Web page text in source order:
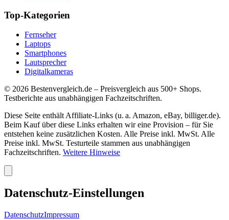
Top-Kategorien
Fernseher
Laptops
Smartphones
Lautsprecher
Digitalkameras
© 2026 Bestenvergleich.de – Preisvergleich aus 500+ Shops.
Testberichte aus unabhängigen Fachzeitschriften.
Diese Seite enthält Affiliate-Links (u. a. Amazon, eBay, billiger.de).
Beim Kauf über diese Links erhalten wir eine Provision – für Sie
entstehen keine zusätzlichen Kosten. Alle Preise inkl. MwSt. Alle
Preise inkl. MwSt. Testurteile stammen aus unabhängigen
Fachzeitschriften. Weitere Hinweise
Datenschutz-Einstellungen
DatenschutzImpressum